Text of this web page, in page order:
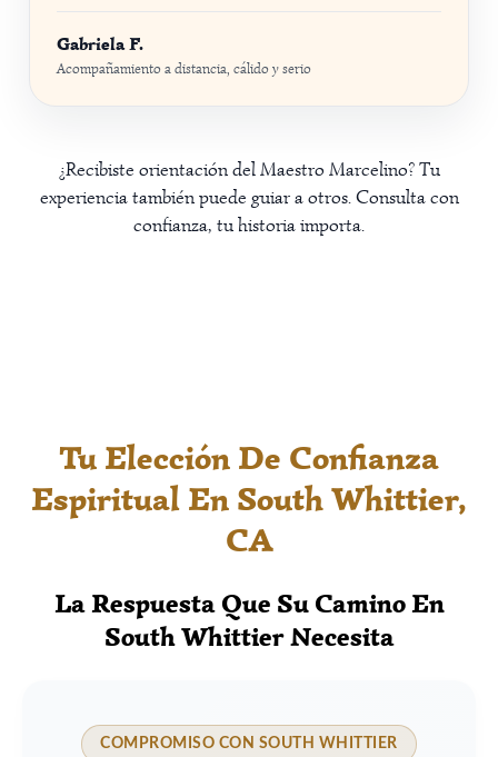
Gabriela F.
Acompañamiento a distancia, cálido y serio
¿Recibiste orientación del Maestro Marcelino? Tu
experiencia también puede guiar a otros. Consulta con
confianza, tu historia importa.
Tu Elección De Confianza
Espiritual En South Whittier,
CA
La Respuesta Que Su Camino En
South Whittier Necesita
COMPROMISO CON SOUTH WHITTIER